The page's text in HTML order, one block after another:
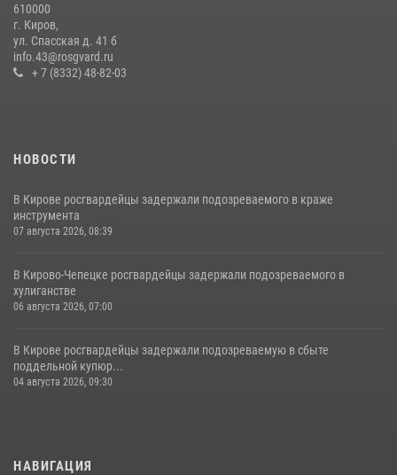
В День семьи, любви и верности в Омутнинском отделе
вневедомственной охраны Росгвардии поздравили будущих
молодоженов
08 июля 2026, 06:46
610000
г. Киров,
ул. Спасская д. 41 б
info.43@rosgvard.ru
+ 7 (8332) 48-82-03
НОВОСТИ
В Кирове росгвардейцы задержали подозреваемого в краже
инструмента
07 августа 2026, 08:39
В Кирово-Чепецке росгвардейцы задержали подозреваемого в
хулиганстве
06 августа 2026, 07:00
В Кирове росгвардейцы задержали подозреваемую в сбыте
поддельной купюр...
04 августа 2026, 09:30
НАВИГАЦИЯ